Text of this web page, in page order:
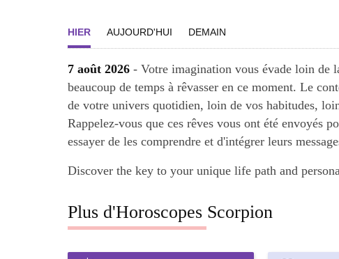
HIER AUJOURD'HUI DEMAIN
7 août 2026 - Votre imagination vous évade loin de
beaucoup de temps à rêvasser en ce moment. Le
de votre univers quotidien, loin de vos habitudes,
Rappelez-vous que ces rêves vous ont été envoyés
essayer de les comprendre et d'intégrer leurs
Discover the key to your unique life path and
Plus d'Horoscopes Scorpion